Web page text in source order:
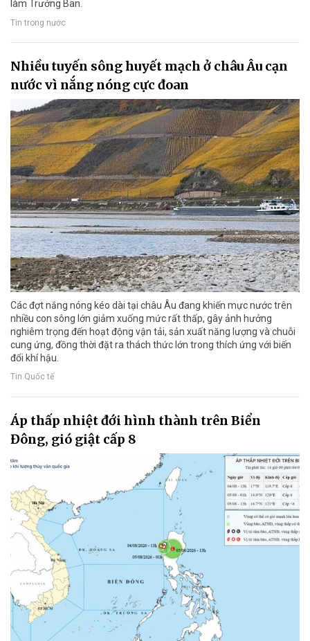
làm Trưởng Ban.
Tin trong nước
Nhiều tuyến sông huyết mạch ở châu Âu cạn
nước vì nắng nóng cực đoan
Các đợt nắng nóng kéo dài tại châu Âu đang khiến mực nước trên
nhiều con sông lớn giảm xuống mức rất thấp, gây ảnh hưởng
nghiêm trọng đến hoạt động vận tải, sản xuất năng lượng và chuỗi
cung ứng, đồng thời đặt ra thách thức lớn trong thích ứng với biến
đổi khí hậu.
Tin Quốc tế
Áp thấp nhiệt đới hình thành trên Biển
Đông, gió giật cấp 8